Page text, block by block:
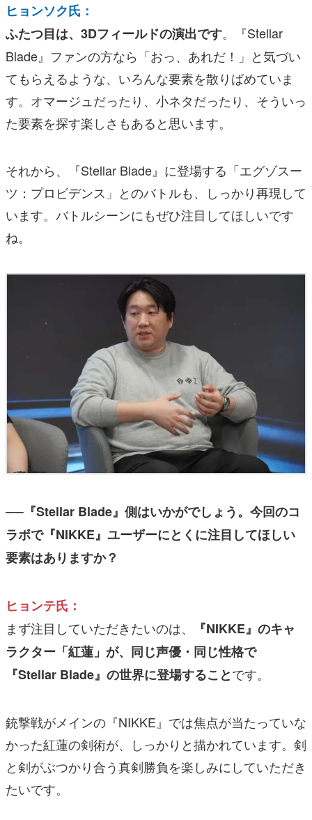
ヒョンソク氏：
ふたつ目は、3Dフィールドの演出です。『Stellar
Blade』ファンの方なら「おっ、あれだ！」と気づい
てもらえるような、いろんな要素を散りばめていま
す。オマージュだったり、小ネタだったり、そういっ
た要素を探す楽しさもあると思います。
それから、『Stellar Blade』に登場する「エグゾスー
ツ：プロビデンス」とのバトルも、しっかり再現して
います。バトルシーンにもぜひ注目してほしいです
ね。
──『Stellar Blade』側はいかがでしょう。今回のコ
ラボで『NIKKE』ユーザーにとくに注目してほしい
要素はありますか？
ヒョンテ氏：
まず注目していただきたいのは、
『NIKKE』のキャ
ラクター「紅蓮」が、同じ声優・同じ性格で
『Stellar Blade』の世界に登場することです。
銃撃戦がメインの『NIKKE』では焦点が当たっていな
かった紅蓮の剣術が、しっかりと描かれています。剣
と剣がぶつかり合う真剣勝負を楽しみにしていただき
たいです。